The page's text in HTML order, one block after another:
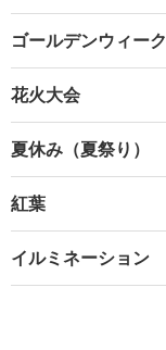
ゴールデンウィーク
花火大会
夏休み（夏祭り）
紅葉
イルミネーション